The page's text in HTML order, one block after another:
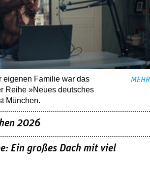
eigenen Familie war das
Reihe »Neues deutsches
München.
MEHR
2026
Ein großes Dach mit viel